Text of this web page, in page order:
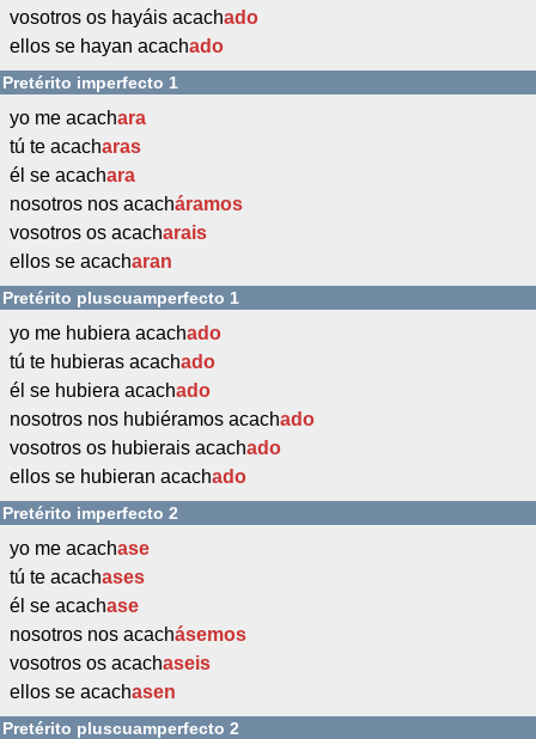
vosotros os hayáis acachado
ellos se hayan acachado
Pretérito imperfecto 1
yo me acachara
tú te acacharas
él se acachara
nosotros nos acacháramos
vosotros os acacharais
ellos se acacharan
Pretérito pluscuamperfecto 1
yo me hubiera acachado
tú te hubieras acachado
él se hubiera acachado
nosotros nos hubiéramos acachado
vosotros os hubierais acachado
ellos se hubieran acachado
Pretérito imperfecto 2
yo me acachase
tú te acachases
él se acachase
nosotros nos acachásemos
vosotros os acachaseis
ellos se acachasen
Pretérito pluscuamperfecto 2